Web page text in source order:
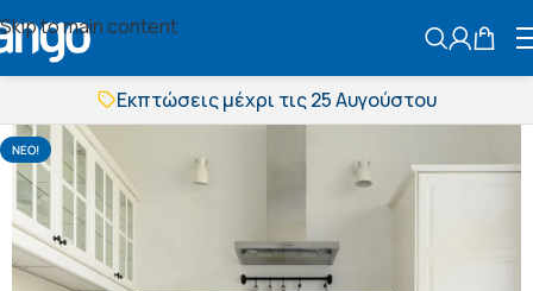
Skip to main content
Εκπτώσεις μέχρι τις 25 Αυγούστου
Δωρεάν μεταφορικά
Άμεση παράδοση
Εκπτώσεις μέχρι τις 25 Αυγούστου
BOXNOW αποστολή
Άμεση παράδοση
NΕΟ!